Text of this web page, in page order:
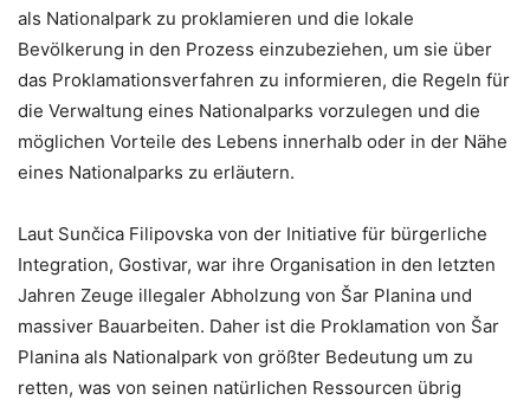
als Nationalpark zu proklamieren und die lokale
Bevölkerung in den Prozess einzubeziehen, um sie über
das Proklamationsverfahren zu informieren, die Regeln für
die Verwaltung eines Nationalparks vorzulegen und die
möglichen Vorteile des Lebens innerhalb oder in der Nähe
eines Nationalparks zu erläutern.
Laut Sunčica Filipovska von der Initiative für bürgerliche
Integration, Gostivar, war ihre Organisation in den letzten
Jahren Zeuge illegaler Abholzung von Šar Planina und
massiver Bauarbeiten. Daher ist die Proklamation von Šar
Planina als Nationalpark von größter Bedeutung um zu
retten, was von seinen natürlichen Ressourcen übrig